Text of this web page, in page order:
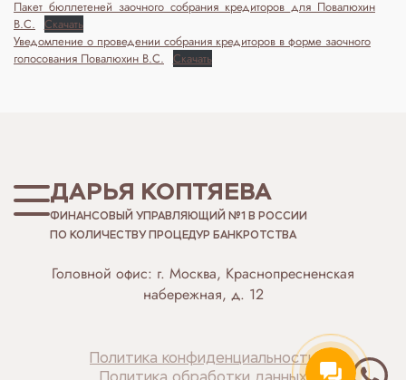
Пакет_бюллетеней_заочного_собрания_кредиторов_для_Повалюхин
В.С. Скачать
Уведомление о проведении собрания кредиторов в форме заочного
голосования Повалюхин В.С. Скачать
ДАРЬЯ КОПТЯЕВА
ФИНАНСОВЫЙ УПРАВЛЯЮЩИЙ №1 В РОССИИ
ПО КОЛИЧЕСТВУ ПРОЦЕДУР БАНКРОТСТВА
Головной офис: г. Москва, Краснопресненская
набережная, д. 12
Политика конфиденциальности